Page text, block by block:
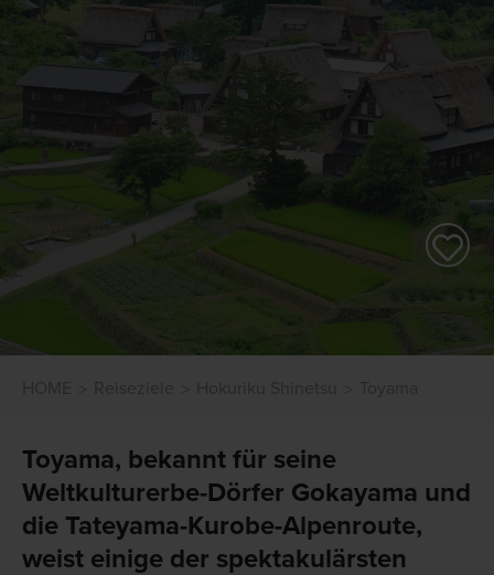
Toyama, bekannt für seine
Weltkulturerbe-Dörfer Gokayama und
die Tateyama-Kurobe-Alpenroute,
weist einige der spektakulärsten